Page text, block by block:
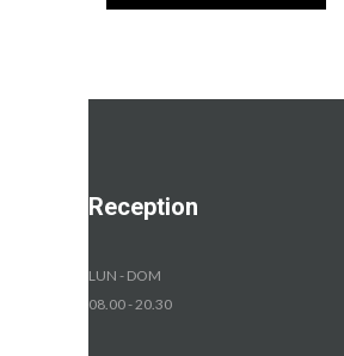
Reception
LUN - DOM
08.00 - 20.30